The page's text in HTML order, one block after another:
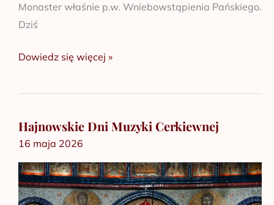
Monaster właśnie p.w. Wniebowstąpienia Pańskiego.
Dziś
Dowiedz się więcej »
Hajnowskie Dni Muzyki Cerkiewnej
16 maja 2026
Hajnowskie
Dni
Muzyki
Cerkiewnej